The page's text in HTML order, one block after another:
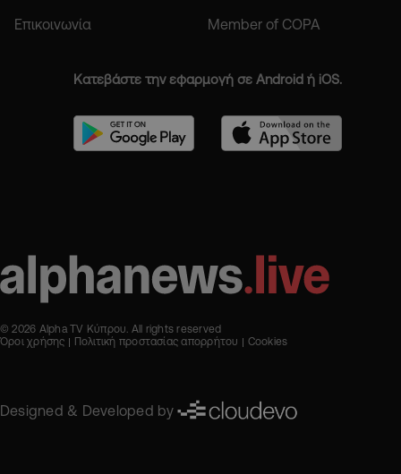
Επικοινωνία Member of COPA
Κατεβάστε την εφαρμογή σε Android ή iOS.
© 2026 Alpha TV Κύπρου. All rights reserved
Όροι χρήσης
Πολιτική προστασίας απορρήτου Cookies
Designed & Developed by